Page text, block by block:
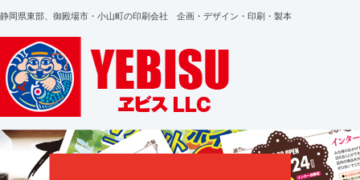
静岡県東部、御殿場市・小山町の印刷会社 企画・デザイン・印刷・製本